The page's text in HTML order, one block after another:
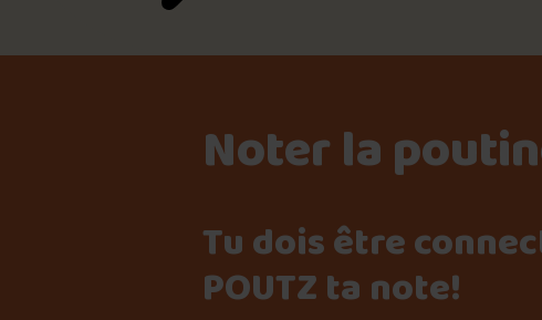
Noter la
Tu dois être
POUTZ ta note!